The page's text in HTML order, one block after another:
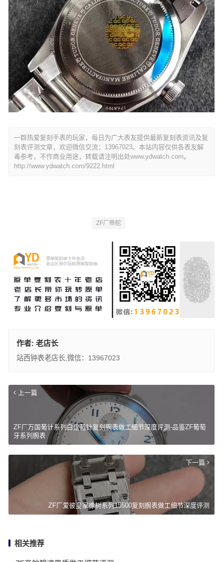
一群热爱复刻手表的玩家，每日为广大表友提供最新复刻表资讯及复
刻表评测文章，欢迎微信交流：13967023。本站内容仅供各表友解
毒参考，不作商业用途，转载请注明出处www.ydwatch.com。
http://www.ydwatch.com/9222.html
ZF厂帝舵
作者: 老店长
站西钟表老店长,微信：13967023
上一篇
ZF厂万国葡计系列白盘蓝针复刻腕表做工细节深度评测-品鉴ZF葡萄
牙系列腕表
下一篇
ZF厂爱彼皇家橡树系列15500复刻腕表做工细节深度评测
相关推荐